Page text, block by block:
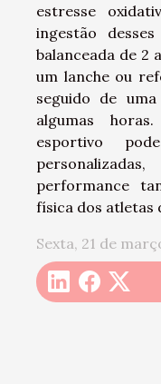
estresse
ingestão
balanceada de 2
um lanche ou
seguido de
algumas
esportivo
performance
física dos atletas
Sexta, 21 de